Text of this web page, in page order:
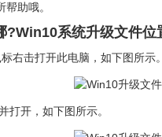
助哦。
?Win10系统升级文件位
击打开此电脑，如下图所示。
开，如下图所示。